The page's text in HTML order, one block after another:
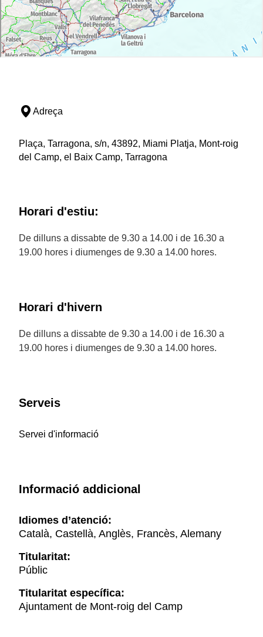
Adreça
Plaça, Tarragona, s/n, 43892, Miami Platja, Mont-roig
del Camp, el Baix Camp, Tarragona
Horari d'estiu:
De dilluns a dissabte de 9.30 a 14.00 i de 16.30 a
19.00 hores i diumenges de 9.30 a 14.00 hores.
Horari d'hivern
De dilluns a dissabte de 9.30 a 14.00 i de 16.30 a
19.00 hores i diumenges de 9.30 a 14.00 hores.
Serveis
Servei d'informació
Informació addicional
Idiomes d’atenció:
Català, Castellà, Anglès, Francès, Alemany
Titularitat:
Públic
Titularitat específica:
Ajuntament de Mont-roig del Camp